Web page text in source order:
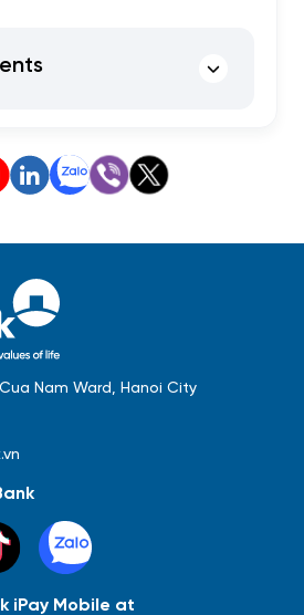
Nam Ward, Hanoi City
iPay Mobile at